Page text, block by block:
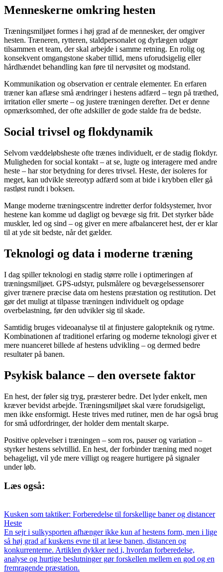
Menneskerne omkring hesten
Træningsmiljøet formes i høj grad af de mennesker, der omgiver
hesten. Træneren, rytteren, staldpersonalet og dyrlægen udgør
tilsammen et team, der skal arbejde i samme retning. En rolig og
konsekvent omgangstone skaber tillid, mens uforudsigelig eller
hårdhændet behandling kan føre til nervøsitet og modstand.
Kommunikation og observation er centrale elementer. En erfaren
træner kan aflæse små ændringer i hestens adfærd – tegn på træthed,
irritation eller smerte – og justere træningen derefter. Det er denne
opmærksomhed, der ofte adskiller de gode stalde fra de bedste.
Social trivsel og flokdynamik
Selvom væddeløbsheste ofte trænes individuelt, er de stadig flokdyr.
Muligheden for social kontakt – at se, lugte og interagere med andre
heste – har stor betydning for deres trivsel. Heste, der isoleres for
meget, kan udvikle stereotyp adfærd som at bide i krybben eller gå
rastløst rundt i boksen.
Mange moderne træningscentre indretter derfor foldsystemer, hvor
hestene kan komme ud dagligt og bevæge sig frit. Det styrker både
muskler, led og sind – og giver en mere afbalanceret hest, der er klar
til at yde sit bedste, når det gælder.
Teknologi og data i moderne træning
I dag spiller teknologi en stadig større rolle i optimeringen af
træningsmiljøet. GPS-udstyr, pulsmålere og bevægelsessensorer
giver trænere præcise data om hestens præstation og restitution. Det
gør det muligt at tilpasse træningen individuelt og opdage
overbelastning, før den udvikler sig til skade.
Samtidig bruges videoanalyse til at finjustere galopteknik og rytme.
Kombinationen af traditionel erfaring og moderne teknologi giver et
mere nuanceret billede af hestens udvikling – og dermed bedre
resultater på banen.
Psykisk balance – den oversete faktor
En hest, der føler sig tryg, præsterer bedre. Det lyder enkelt, men
kræver bevidst arbejde. Træningsmiljøet skal være forudsigeligt,
men ikke ensformigt. Heste trives med rutiner, men de har også brug
for små udfordringer, der holder dem mentalt skarpe.
Positive oplevelser i træningen – som ros, pauser og variation –
styrker hestens selvtillid. En hest, der forbinder træning med noget
behageligt, vil yde mere villigt og reagere hurtigere på signaler
under løb.
Læs også:
Kusken som taktiker: Forberedelse til forskellige baner og distancer
Heste
En sejr i sulkysporten afhænger ikke kun af hestens form, men i lige
så høj grad af kuskens evne til at læse banen, distancen og
konkurrenterne. Artiklen dykker ned i, hvordan forberedelse,
analyse og hurtige beslutninger gør forskellen mellem en god og en
fremragende præstation.